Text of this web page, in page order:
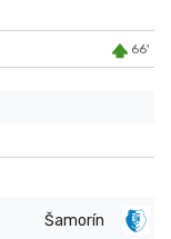
66'
Šamorín